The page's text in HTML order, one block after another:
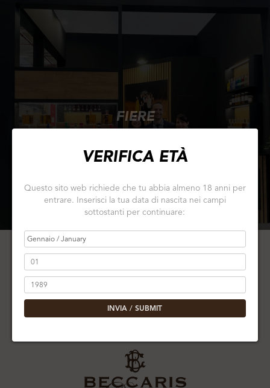
FIERE
VERIFICA ETÀ
Questo sito web richiede che tu abbia almeno 18 anni per
entrare. Inserisci la tua data di nascita nei campi
sottostanti per continuare:
INVIA / SUBMIT